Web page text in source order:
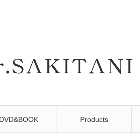
DVD&BOOK Products